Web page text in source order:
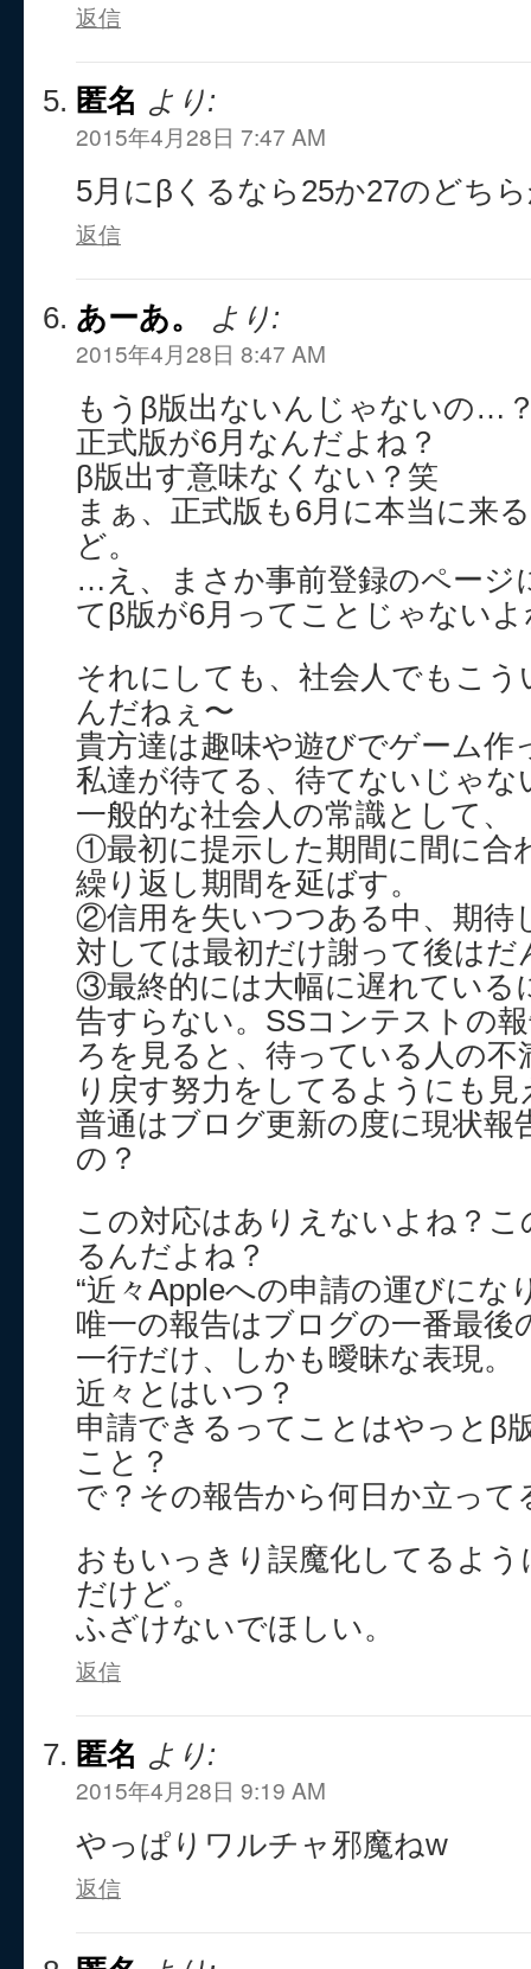
返信
匿名 より:
2015年4月28日 7:47 AM
5月にβくるなら25か27のどち
返信
あーあ。 より:
2015年4月28日 8:47 AM
もうβ版出ないんじゃないの…
正式版が6月なんだよね？
β版出す意味なくない？笑
まぁ、正式版も6月に本当に来
ど。
…え、まさか事前登録のページ
てβ版が6月ってことじゃないよ
それにしても、社会人でもこ
んだねぇ〜
貴方達は趣味や遊びでゲーム作
私達が待てる、待てないじゃな
一般的な社会人の常識として、
①最初に提示した期間に間に合
繰り返し期間を延ばす。
②信用を失いつつある中、期待
対しては最初だけ謝って後は
③最終的には大幅に遅れている
告すらない。SSコンテストの
ろを見ると、待っている人の不
り戻す努力をしてるようにも見
普通はブログ更新の度に現状報
の？
この対応はありえないよね？
るんだよね？
“近々Appleへの申請の運びにな
唯一の報告はブログの一番最後
一行だけ、しかも曖昧な表現。
近々とはいつ？
申請できるってことはやっとβ
こと？
で？その報告から何日か立って
おもいっきり誤魔化してるよ
だけど。
ふざけないでほしい。
返信
匿名 より:
2015年4月28日 9:19 AM
やっぱりワルチャ邪魔ねw
返信